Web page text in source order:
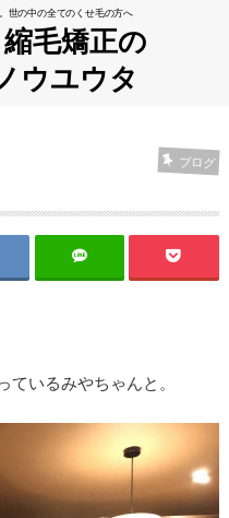
世の中の全てのくせ毛の方へ
毛矯正の
ウユウタ
ブログ
いるみやちゃんと。